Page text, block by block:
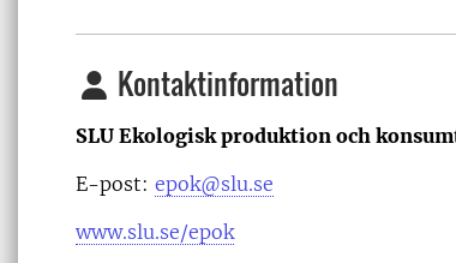
Kontaktinformation
SLU Ekologisk produktion och
E-post: epok@slu.se
www.slu.se/epok